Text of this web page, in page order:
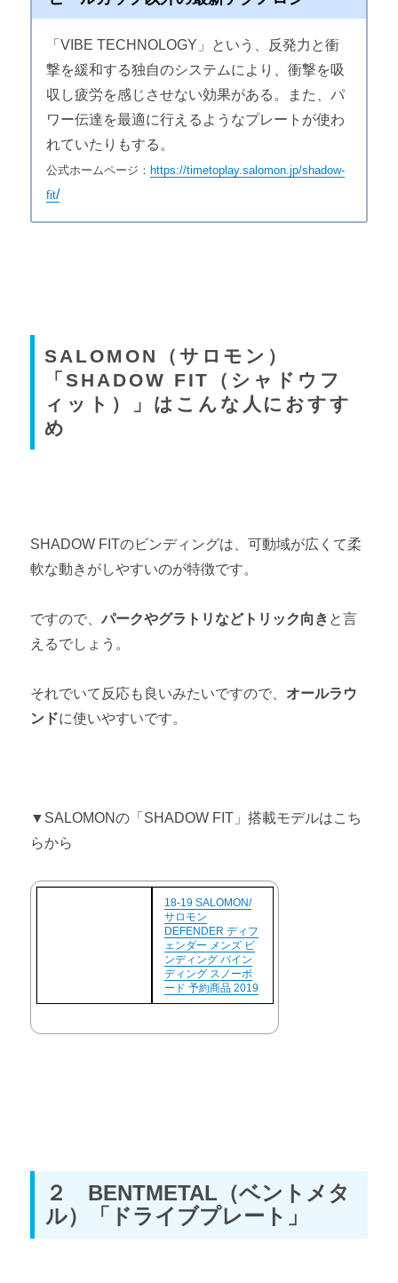
「VIBE TECHNOLOGY」という、反発力と衝
撃を緩和する独自のシステムにより、衝撃を吸
収し疲労を感じさせない効果がある。また、パ
ワー伝達を最適に行えるようなプレートが使わ
れていたりもする。
公式ホームページ： https://timetoplay.salomon.jp/shadow-
fit/
SALOMON（サロモン）
「SHADOW FIT（シャドウフ
ィット）」はこんな人におすす
め
SHADOW FITのビンディングは、可動域が広くて柔
軟な動きがしやすいのが特徴です。
ですので、パークやグラトリなどトリック向き と言
えるでしょう。
それでいて反応も良いみたいですので、 オールラウ
ンドに使いやすいです。
▼SALOMONの「SHADOW FIT」搭載モデルはこち
らから
18-19 SALOMON/
サロモン
DEFENDER ディフ
ェンダー メンズ ビ
ンディング バイン
ディング スノーボ
ード 予約商品 2019
２ BENTMETAL（ベントメタ
ル）「ドライブプレート」